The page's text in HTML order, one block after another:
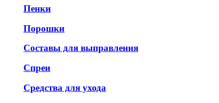
Пенки
Порошки
Составы для выправления
Спреи
Средства для ухода